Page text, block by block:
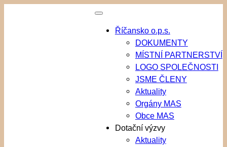
Říčansko o.p.s.
DOKUMENTY
MÍSTNÍ PARTNERSTVÍ
LOGO SPOLEČNOSTI
JSME ČLENY
Aktuality
Orgány MAS
Obce MAS
Dotační výzvy
Aktuality